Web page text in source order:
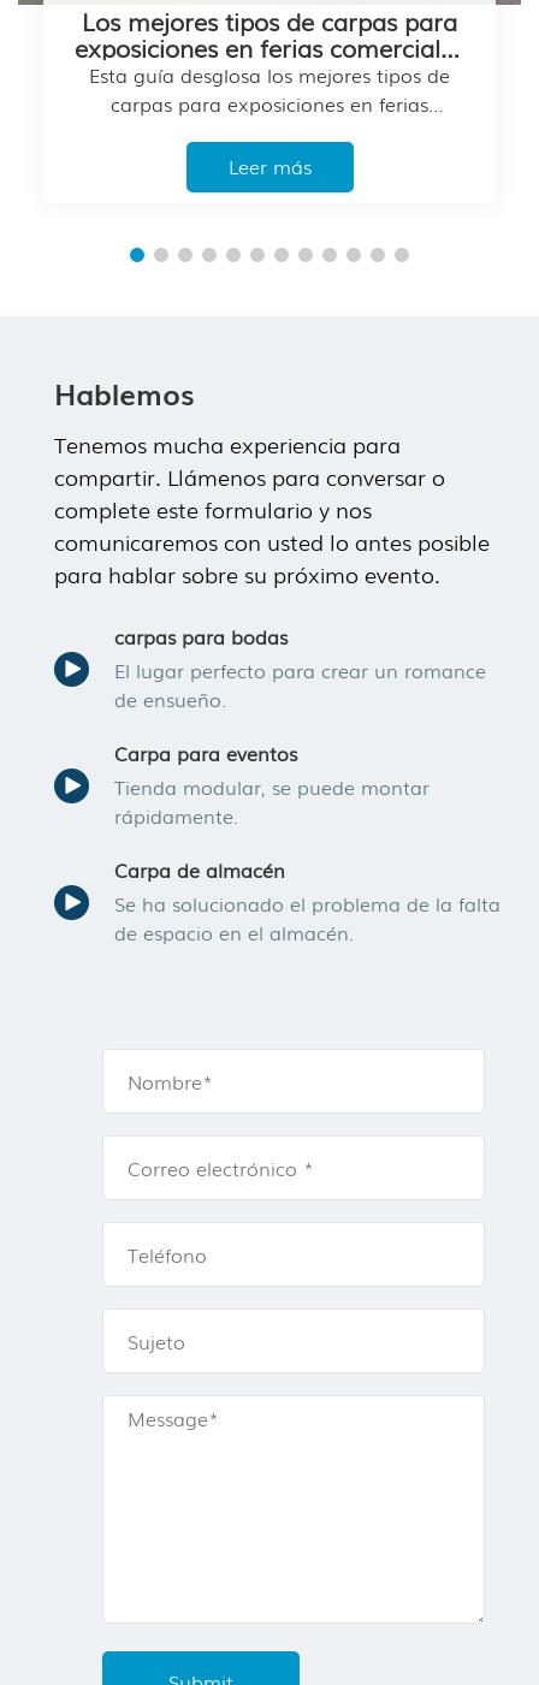
Los mejores tipos de carpas para
exposiciones en ferias comerciales
al aire libre: clasificación y
explicación.
Esta guía desglosa los mejores tipos de
carpas para exposiciones en ferias
ventajas y limitaciones, explica qué
especificaciones técnicas son realmente
para cualquier persona.
Leer más
Hablemos
Tenemos mucha experiencia para
compartir. Llámenos para conversar o
complete este formulario y nos
comunicaremos con usted lo antes posible
para hablar sobre su próximo evento.
carpas para bodas
El lugar perfecto para crear un romance
de ensueño.
Carpa para eventos
Tienda modular, se puede montar
rápidamente.
Carpa de almacén
Se ha solucionado el problema de la falta
de espacio en el almacén.